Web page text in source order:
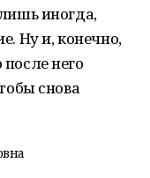
иногда,
Ну и, конечно,
него
снова